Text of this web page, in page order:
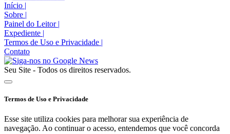
Início |
Sobre |
Painel do Leitor |
Expediente |
Termos de Uso e Privacidade |
Contato
Seu Site - Todos os direitos reservados.
Termos de Uso e Privacidade
Esse site utiliza cookies para melhorar sua experiência de
navegação. Ao continuar o acesso, entendemos que você concorda